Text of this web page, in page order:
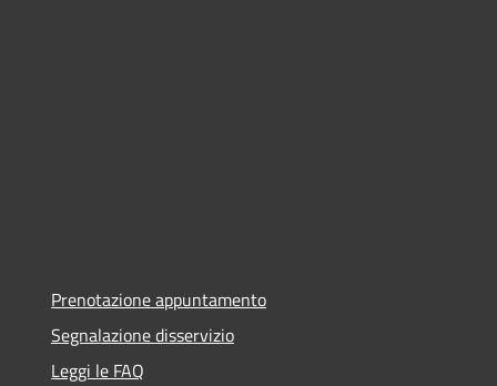
Prenotazione appuntamento
Segnalazione disservizio
Leggi le FAQ